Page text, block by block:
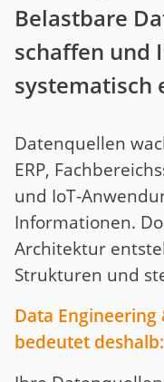
Belastbare
schaffen und
systematisch
Datenquellen
ERP,
und IoT-
Informationen.
Architektur
Strukturen und
Data
bedeutet deshalb: